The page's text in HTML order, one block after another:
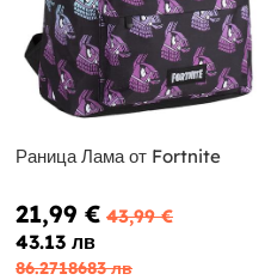
Раница Лама от Fortnite
21,99 € 43,99 €
43.13 лв
86.2718683 лв